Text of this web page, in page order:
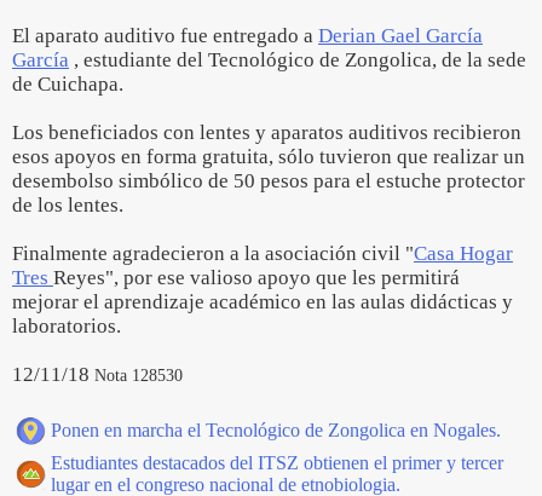
El aparato auditivo fue entregado a Derian Gael García
García , estudiante del Tecnológico de Zongolica, de la sede
de Cuichapa.
Los beneficiados con lentes y aparatos auditivos recibieron
esos apoyos en forma gratuita, sólo tuvieron que realizar un
desembolso simbólico de 50 pesos para el estuche protector
de los lentes.
Finalmente agradecieron a la asociación civil "Casa Hogar
Tres Reyes", por ese valioso apoyo que les permitirá
mejorar el aprendizaje académico en las aulas didácticas y
laboratorios.
12/11/18 Nota 128530
Ponen en marcha el Tecnológico de Zongolica en Nogales.
Estudiantes destacados del ITSZ obtienen el primer y tercer
lugar en el congreso nacional de etnobiologia.